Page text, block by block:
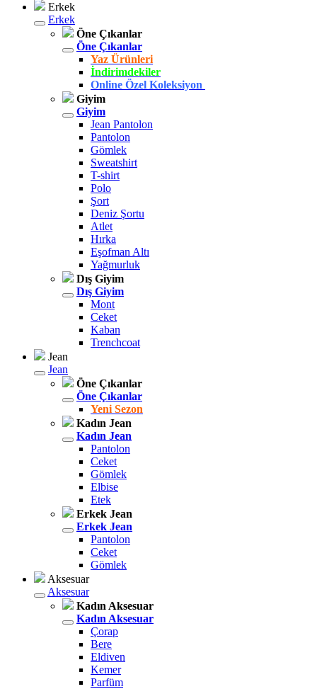
Erkek
Erkek
Öne Çıkanlar
Öne Çıkanlar
Yaz Ürünleri
İndirimdekiler
Online Özel Koleksiyon
Giyim
Giyim
Jean Pantolon
Pantolon
Gömlek
Sweatshirt
T-shirt
Polo
Şort
Deniz Şortu
Atlet
Hırka
Eşofman Altı
Yağmurluk
Dış Giyim
Dış Giyim
Mont
Ceket
Kaban
Trenchcoat
Jean
Jean
Öne Çıkanlar
Öne Çıkanlar
Yeni Sezon
Kadın Jean
Kadın Jean
Pantolon
Ceket
Gömlek
Elbise
Etek
Erkek Jean
Erkek Jean
Pantolon
Ceket
Gömlek
Aksesuar
Aksesuar
Kadın Aksesuar
Kadın Aksesuar
Çorap
Bere
Eldiven
Kemer
Parfüm